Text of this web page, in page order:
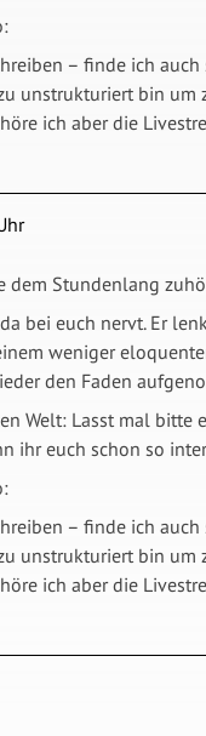
– finde ich
unstrukturiert bin um
ich aber die
dem Stundenlang
bei euch nervt. Er
weniger
den Faden
Welt: Lasst mal bitte
ihr euch schon so
– finde ich
unstrukturiert bin um
ich aber die